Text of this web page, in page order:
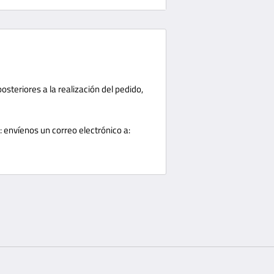
el artículo dentro de los 10 días
que superen el plazo de
y enviarlo por correo
susolicitud de devolución.
o gases inflamables.
a la realización del pedido,
un correo electrónico a: